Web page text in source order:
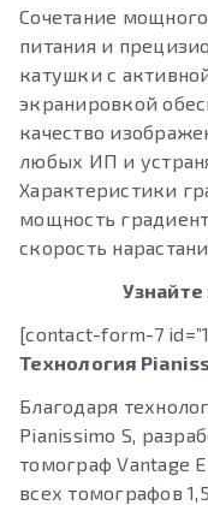
Сочетание
питания и
катушки с
экранировкой
качество
любых ИП и
Характеристики
мощность
скорость
[contact-form-7
Технология
Благодаря
Pianissimo S,
томограф Vantage
всех томографов